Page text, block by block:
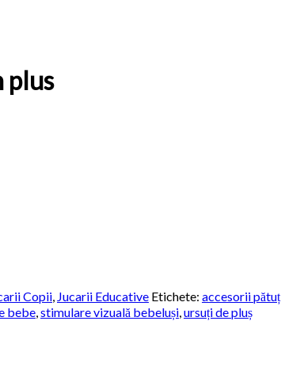
plus
Copii, Jucarii Educative Etichete: accesorii pătuț
bebe,stimulare vizuală bebeluși,ursuți de pluș